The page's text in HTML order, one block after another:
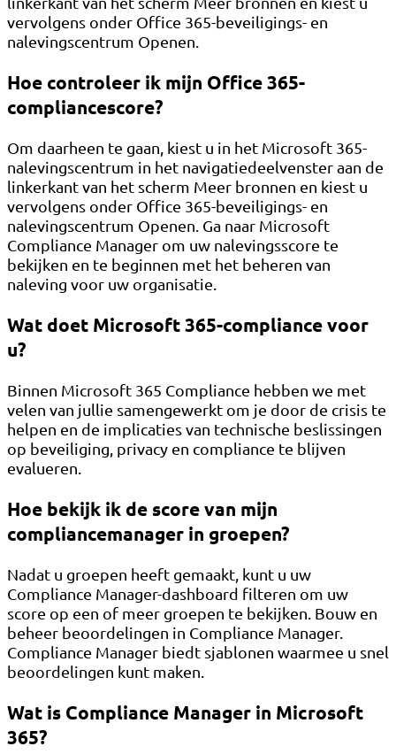
vervolgens onder Office 365-beveiligings- en
nalevingscentrum Openen.
Hoe controleer ik mijn Office 365-
compliancescore?
Om daarheen te gaan, kiest u in het Microsoft 365-
nalevingscentrum in het navigatiedeelvenster aan de
linkerkant van het scherm Meer bronnen en kiest u
vervolgens onder Office 365-beveiligings- en
nalevingscentrum Openen. Ga naar Microsoft
Compliance Manager om uw nalevingsscore te
bekijken en te beginnen met het beheren van
naleving voor uw organisatie.
Wat doet Microsoft 365-compliance voor
u?
Binnen Microsoft 365 Compliance hebben we met
velen van jullie samengewerkt om je door de crisis te
helpen en de implicaties van technische beslissingen
op beveiliging, privacy en compliance te blijven
evalueren.
Hoe bekijk ik de score van mijn
compliancemanager in groepen?
Nadat u groepen heeft gemaakt, kunt u uw
Compliance Manager-dashboard filteren om uw
score op een of meer groepen te bekijken. Bouw en
beheer beoordelingen in Compliance Manager.
Compliance Manager biedt sjablonen waarmee u snel
beoordelingen kunt maken.
Wat is Compliance Manager in Microsoft
365?